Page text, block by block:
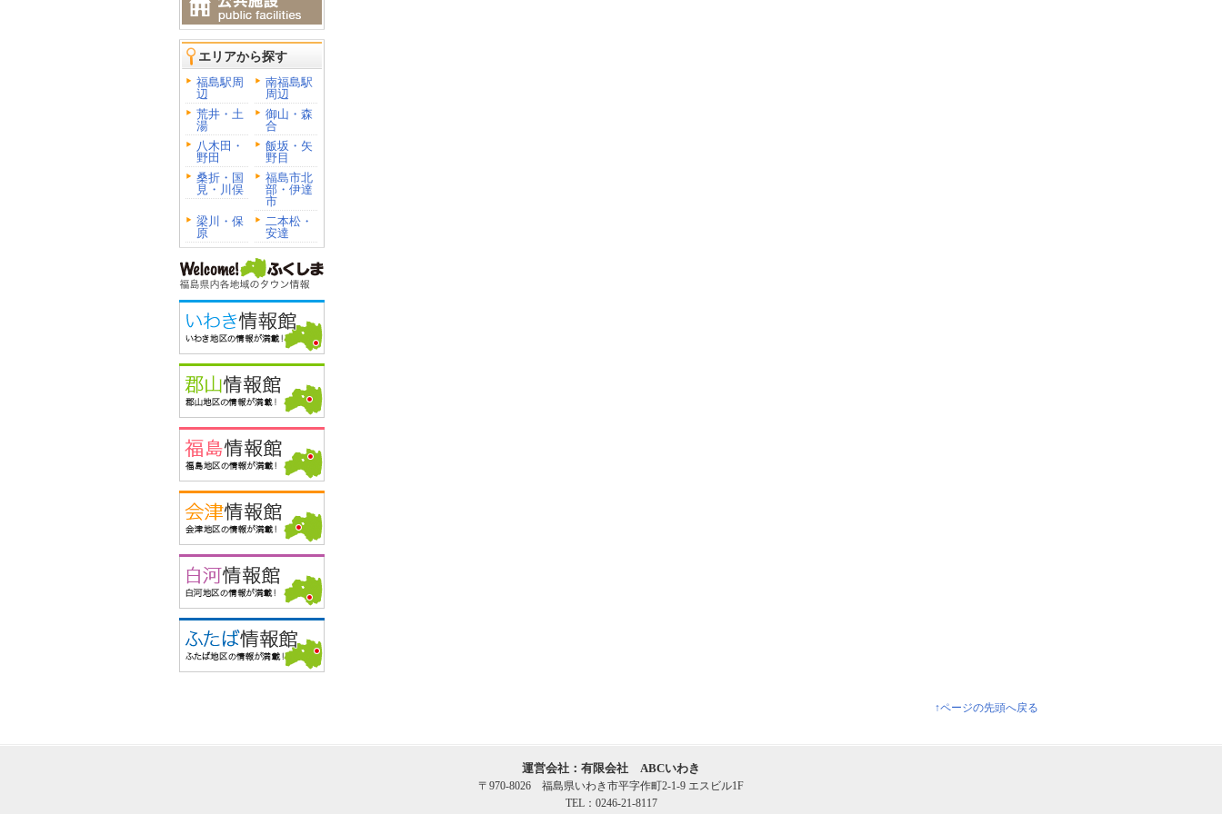
エリアから探す
福島駅周
辺
南福島駅
周辺
荒井・土
湯
御山・森
合
八木田・
野田
飯坂・矢
野目
桑折・国
見・川俣
福島市北
部・伊達
市
梁川・保
原
二本松・
安達
↑ページの先頭へ戻る
運営会社：有限会社 ABCいわき
〒970-8026 福島県いわき市平字作町2-1-9 エスビル1F
TEL：0246-21-8117